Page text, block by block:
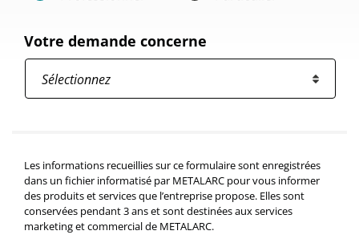
Votre demande concerne
Les informations recueillies sur ce formulaire sont enregistrées
dans un fichier informatisé par METALARC pour vous informer
des produits et services que l’entreprise propose. Elles sont
conservées pendant 3 ans et sont destinées aux services
marketing et commercial de METALARC.